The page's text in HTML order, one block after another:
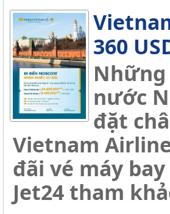
360
Những
nước
đặt
Vietnam
đãi vé máy
Jet24 tham